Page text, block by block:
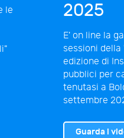
le
2025
E' on line la
sessioni
edizione di
pubblici per
tenutasi a
settembre
Guarda i